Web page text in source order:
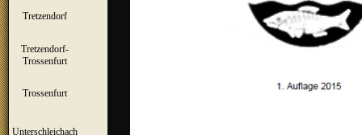
Tretzendorf
Tretzendorf-
Trossenfurt
Trossenfurt
Unterschleichach